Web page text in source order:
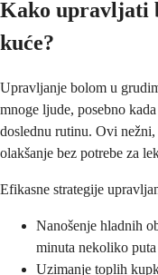
Kako upravljati
kuće?
Upravljanje bolom u
mnoge ljude, posebno
doslednu rutinu. Ovi
olakšanje bez potrebe za
Efikasne strategije
Nanošenje hladnih
minuta nekoliko
Uzimanje toplih